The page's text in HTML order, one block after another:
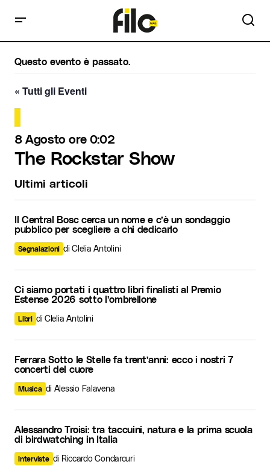
Questo evento è passato.
« Tutti gli Eventi
8 Agosto ore 0:02
The Rockstar Show
Ultimi articoli
Il Central Bosc cerca un nome e c’è un sondaggio
pubblico per scegliere a chi dedicarlo
Segnalazioni di Clelia Antolini
Ci siamo portati i quattro libri finalisti al Premio
Estense 2026 sotto l’ombrellone
Libri di Clelia Antolini
Ferrara Sotto le Stelle fa trent’anni: ecco i nostri 7
concerti del cuore
Musica di Alessio Falavena
Alessandro Troisi: tra taccuini, natura e la prima scuola
di birdwatching in Italia
Interviste di Riccardo Condarcuri